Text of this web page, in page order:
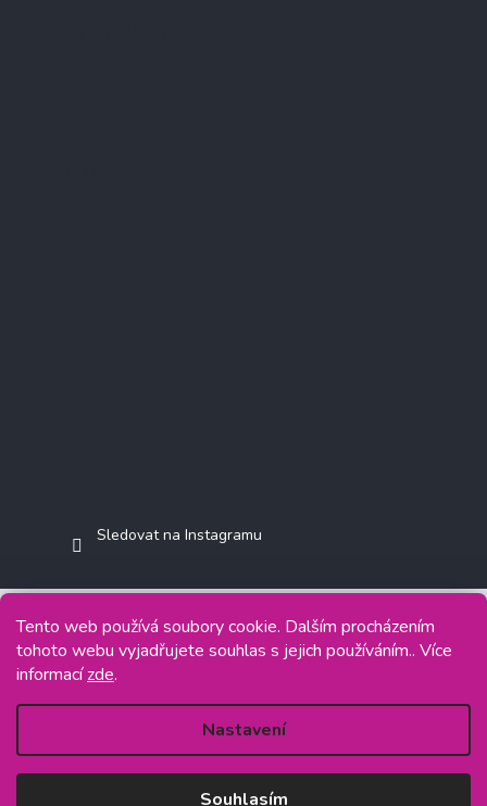
Tento web používá soubory cookie. Dalším procházením
tohoto webu vyjadřujete souhlas s jejich používáním.. Více
informacízde.
Nastavení
Souhlasím
Sledovat na Instagramu
Copyright 2026Jasminkashop.cz. Všechna práva vyhrazena.
Vytvořil Shoptet